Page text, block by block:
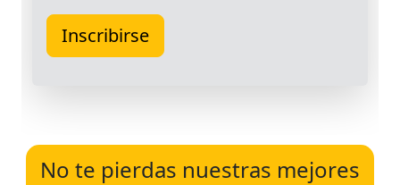
No te pierdas nuestras mejores